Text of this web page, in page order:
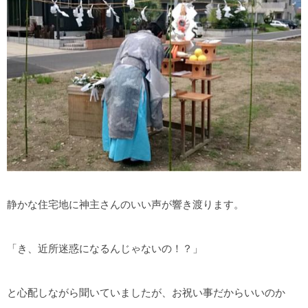
静かな住宅地に神主さんのいい声が響き渡ります。
「き、近所迷惑になるんじゃないの！？」
と心配しながら聞いていましたが、お祝い事だからいいのか